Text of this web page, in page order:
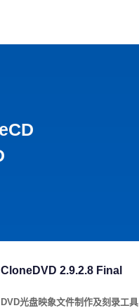
CloneDVD 2.9.2.8 Final
DVD光盘映象文件制作及刻录工具